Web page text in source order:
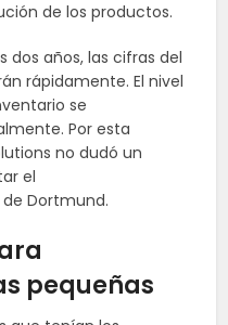
de los productos.
dos años, las cifras del
rápidamente. El nivel
se
Por esta
no dudó un
el
Dortmund.
pequeñas